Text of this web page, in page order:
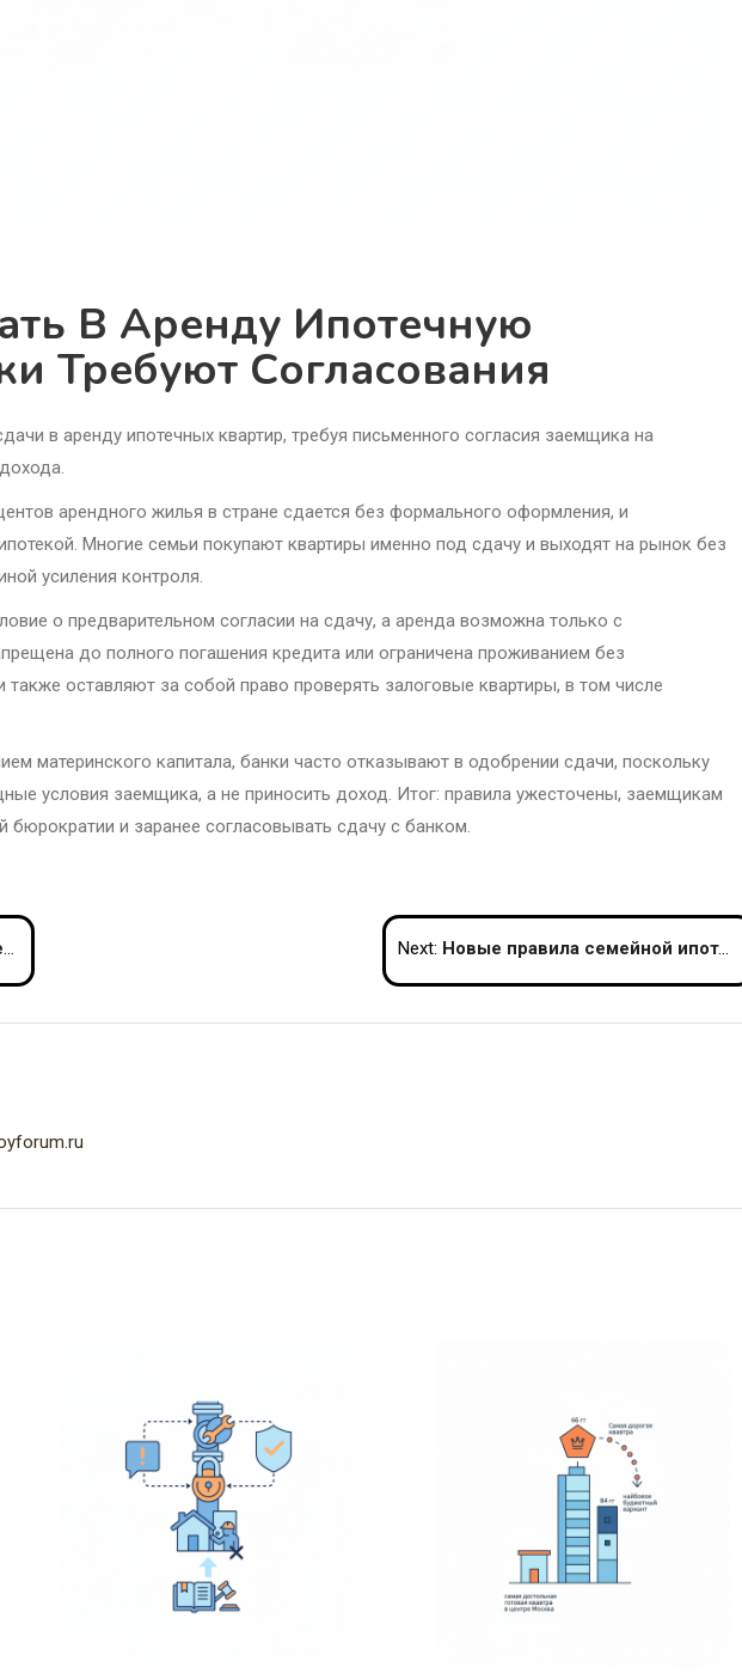
В Аренду Ипотечную
Требуют Согласования
в аренду ипотечных квартир, требуя письменного согласия заемщика на
арендного жилья в стране сдается без формального оформления, и
Многие семьи покупают квартиры именно под сдачу и выходят на рынок без
усиления контроля.
о предварительном согласии на сдачу, а аренда возможна только с
до полного погашения кредита или ограничена проживанием без
оставляют за собой право проверять залоговые квартиры, в том числе
материнского капитала, банки часто отказывают в одобрении сдачи, поскольку
условия заемщика, а не приносить доход. Итог: правила ужесточены, заемщикам
бюрократии и заранее согласовывать сдачу с банком.
Next: Новые правила семейной ипотеки: кому они нужны и как изменят условия